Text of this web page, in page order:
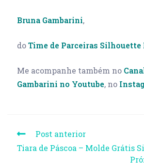
Bruna Gambarini,
doTime de Parceiras Silhouette
Me acompanhe também no
Gambarini no Youtube, no
Post anterior
Tiara de Páscoa – Molde Grátis